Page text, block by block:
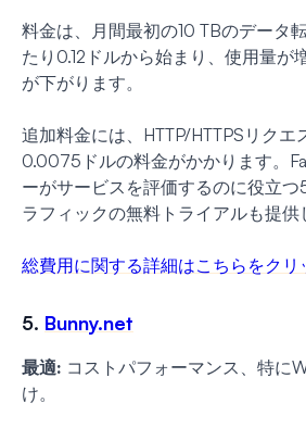
料金は、月間最初の10 TBのデータ
たり0.12ドルから始まり、使用量が
が下がります。
追加料金には、HTTP/HTTPSリクエ
0.0075ドルの料金がかかります。
ーがサービスを評価するのに役立
ラフィックの無料トライアルも提供
総費用に関する詳細はこちらをクリ
5. Bunny.net
最適: コストパフォーマンス、特に
け。